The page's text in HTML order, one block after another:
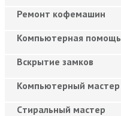
Ремонт кофемашин
Компьютерная помощь
Вскрытие замков
Компьютерный мастер
Cтиральный мастер